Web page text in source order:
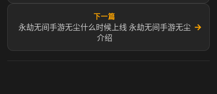
下一篇
永劫无间手游无尘什么时候上线 永劫无间手游无尘
介绍
→